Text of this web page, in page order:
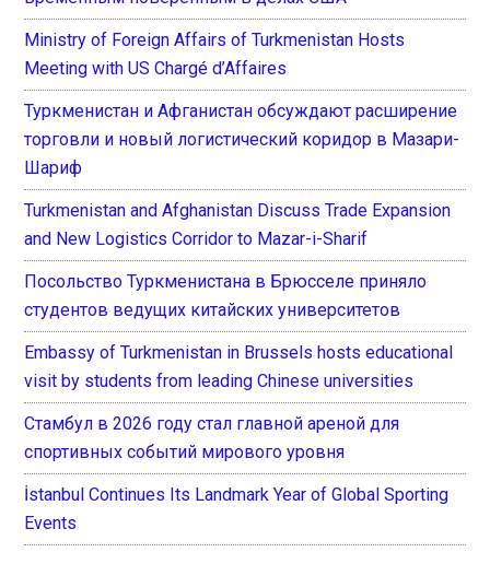
Ministry of Foreign Affairs of Turkmenistan Hosts
Meeting with US Chargé d’Affaires
Туркменистан и Афганистан обсуждают расширение
торговли и новый логистический коридор в Мазари-
Шариф
Turkmenistan and Afghanistan Discuss Trade Expansion
and New Logistics Corridor to Mazar-i-Sharif
Посольство Туркменистана в Брюсселе приняло
студентов ведущих китайских университетов
Embassy of Turkmenistan in Brussels hosts educational
visit by students from leading Chinese universities
Стамбул в 2026 году стал главной ареной для
спортивных событий мирового уровня
İstanbul Continues Its Landmark Year of Global Sporting
Events